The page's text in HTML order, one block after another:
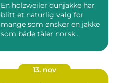
En holzweiler dunjakke har
blitt et naturlig valg for
mange som ønsker en jakke
som både tåler norsk...
13. nov